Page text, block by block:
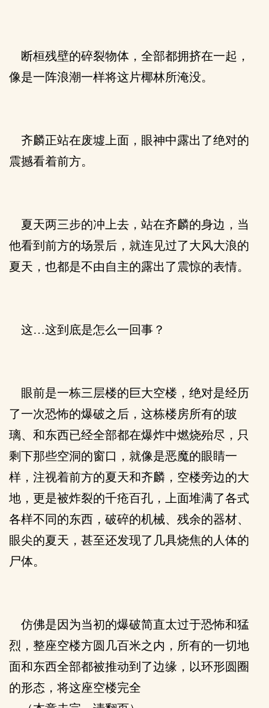
断桓残壁的碎裂物体，全部都拥挤在一起，
像是一阵浪潮一样将这片椰林所淹没。
齐麟正站在废墟上面，眼神中露出了绝对的
震撼看着前方。
夏天两三步的冲上去，站在齐麟的身边，当
他看到前方的场景后，就连见过了大风大浪的
夏天，也都是不由自主的露出了震惊的表情。
这…这到底是怎么一回事？
眼前是一栋三层楼的巨大空楼，绝对是经历
了一次恐怖的爆破之后，这栋楼房所有的玻
璃、和东西已经全部都在爆炸中燃烧殆尽，只
剩下那些空洞的窗口，就像是恶魔的眼睛一
样，注视着前方的夏天和齐麟，空楼旁边的大
地，更是被炸裂的千疮百孔，上面堆满了各式
各样不同的东西，破碎的机械、残余的器材、
眼尖的夏天，甚至还发现了几具烧焦的人体的
尸体。
仿佛是因为当初的爆破简直太过于恐怖和猛
烈，整座空楼方圆几百米之内，所有的一切地
面和东西全部都被推动到了边缘，以环形圆圈
的形态，将这座空楼完全